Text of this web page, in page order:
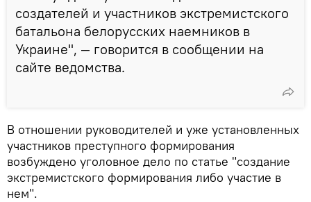
создателей и участников экстремистского
батальона белорусских наемников в
Украине", — говорится в сообщении на
сайте ведомства.
В отношении руководителей и уже установленных
участников преступного формирования
возбуждено уголовное дело по статье "создание
экстремистского формирования либо участие в
нем".